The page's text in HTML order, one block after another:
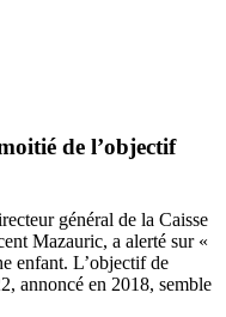
de l’objectif
général de la Caisse
Mazauric, a alerté sur «
enfant. L’objectif de
annoncé en 2018, semble